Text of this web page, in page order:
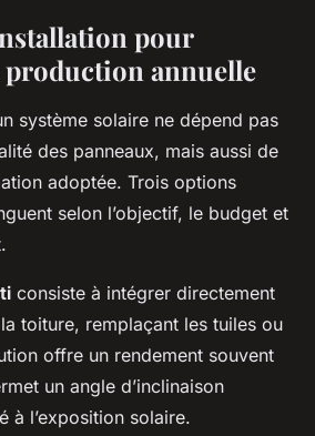
pour
annuelle
système solaire ne dépend pas
des panneaux, mais aussi de
adoptée. Trois options
selon l’objectif, le budget et
consiste à intégrer directement
toiture, remplaçant les tuiles ou
offre un rendement souvent
un angle d’inclinaison
à l’exposition solaire.